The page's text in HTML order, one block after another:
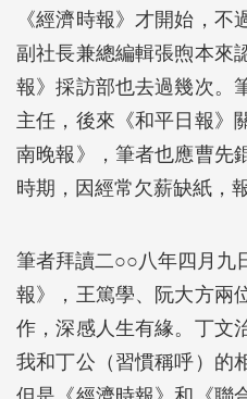
《經濟時報》才開始，
副社長兼總編輯張煦本來
報》採訪部也去過幾次。
主任，後來《和平日報》
南晚報》，筆者也應曹先
時期，因經常欠薪缺紙，
筆者拜讀二○○八年四月九
報》，王篤學、阮大方兩
作，深感人生有緣。丁文
我和丁公（習慣稱呼）的